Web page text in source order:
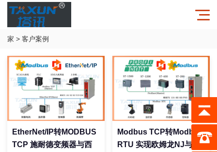
家 > 客户案例
EtherNet/IP转MODBUS
TCP 施耐德变频器与西
Modbus TCP转Modbus
RTU 实现欧姆龙NJ与罗